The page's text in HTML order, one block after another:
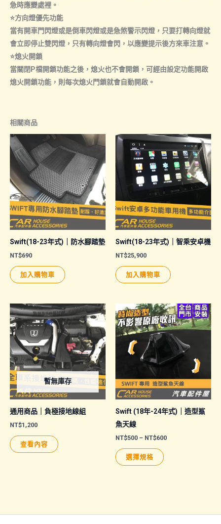
急時應變處裡。
⭐方向燈優先功能
當有開車門閃燈或是倒車閃燈或是急煞警示閃燈，只要打轉向燈就
會立即停止雙閃燈，只有轉向燈會閃，以應變提示後方來車注意。
⭐熄火開鎖
當關閉P檔開鎖功能之後，熄火也不會開鎖，可經由設定功能開啟
熄火開鎖功能，則每次熄火門鎖就會自動開啟。
相關商品
Swift(18-23年式)｜防水腳踏墊
NT$690
加入購物車
Swift(18-23年式)｜智乘安卓機
NT$25,900
加入購物車
暫無庫存
通用商品｜負極接地線組
NT$1,200
查看內容
Swift (18年-24年式)｜造型鯊
魚天線
NT$500 – NT$600價
選擇規格
種